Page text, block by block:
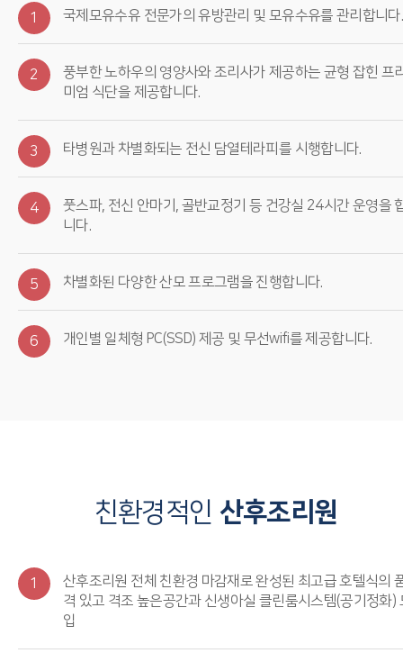
1 국제모유수유 전문가의 유방관리 및 모유수유를 관리합니다.
2
풍부한 노하우의 영양사와 조리사가 제공하는 균형 잡힌 프
미엄 식단을 제공합니다.
3 타병원과 차별화되는 전신 담열테라피를 시행합니다.
4
풋스파, 전신 안마기, 골반교정기 등 건강실 24시간 운영을
니다.
5 차별화된 다양한 산모 프로그램을 진행합니다.
6 개인별 일체형 PC(SSD) 제공 및 무선wifi를 제공합니다.
친환경적인 산후조리원
1
산후조리원 전체 친환경 마감재로 완성된 최고급 호텔식의
격 있고 격조 높은공간과 신생아실 클린룸시스템(공기정화)
입